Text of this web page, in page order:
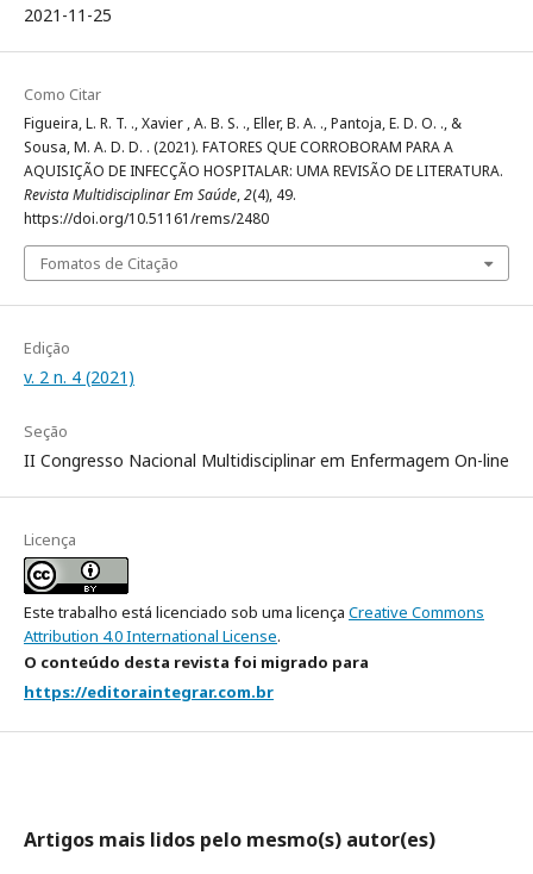
2021-11-25
Como Citar
Figueira, L. R. T. ., Xavier , A. B. S. ., Eller, B. A. ., Pantoja, E. D. O. ., &
Sousa, M. A. D. D. . (2021). FATORES QUE CORROBORAM PARA A
AQUISIÇÃO DE INFECÇÃO HOSPITALAR: UMA REVISÃO DE LITERATURA.
Revista Multidisciplinar Em Saúde,2(4), 49.
https://doi.org/10.51161/rems/2480
Fomatos de Citação
Edição
v. 2 n. 4 (2021)
Seção
II Congresso Nacional Multidisciplinar em Enfermagem On-line
Licença
Este trabalho está licenciado sob uma licença Creative Commons
Attribution 4.0 International License.
O conteúdo desta revista foi migrado para
https://editoraintegrar.com.br
Artigos mais lidos pelo mesmo(s) autor(es)